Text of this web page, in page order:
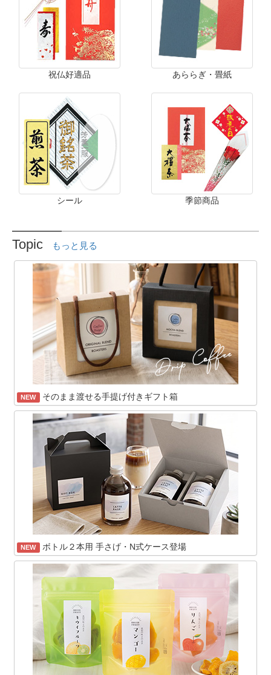
祝仏好適品 あららぎ・畳紙
シール 季節商品
Topic もっと見る
NEW そのまま渡せる手提げ付きギフト箱
NEW ボトル２本用 手さげ・N式ケース登場